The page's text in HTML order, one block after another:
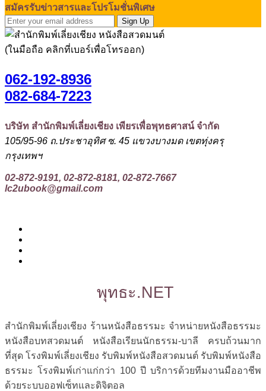
สมัครรับข่าวสารและโปรโมชั่นพิเศษ
Sign Up
(ในมือถือ คลิกที่เบอร์เพื่อโทรออก)
062-192-8936
082-684-7223
บริษัท สำนักพิมพ์เลี่ยงเชียง เพียรเพื่อพุทธศาสน์ จำกัด
105/95-96 ถ.ประชาอุทิศ ซ. 45 แขวงบางมด เขตทุ่งครุ
กรุงเทพฯ
02-872-9191, 02-872-8181, 02-872-7667
lc2ubook@gmail.com
พุทธะ.NET
สำนักพิมพ์เลี่ยงเชียง ร้านหนังสือธรรมะ จำหน่ายหนังสือธรรมะ
หนังสือบทสวดมนต์ หนังสือเรียนนักธรรม-บาลี ครบถ้วนมาก
ที่สุด โรงพิมพ์เลี่ยงเชียง รับพิมพ์หนังสือสวดมนต์ รับพิมพ์หนังสือ
ธรรมะ โรงพิมพ์เก่าแก่กว่า 100 ปี บริการด้วยทีมงานมืออาชีพ
ด้วยระบบออฟเซ็ทและดิจิตอล